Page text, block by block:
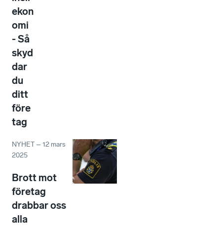
ekon
omi
- Så
skyd
dar
du
ditt
före
tag
NYHET –12 mars
2025
Brott mot
företag
drabbar oss
alla